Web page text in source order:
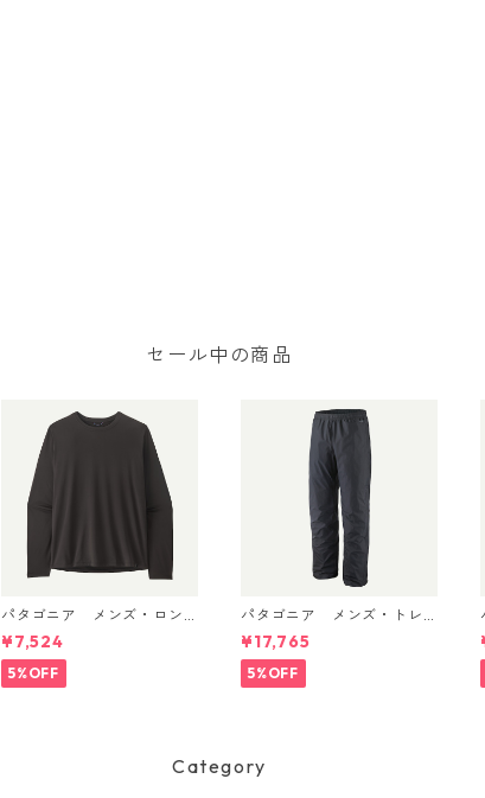
セール中の商品
パタゴニア メンズ・ロン
グスリーブ・キャプリー
ン・クール・デイリー・シ
ャツ Black 45181 日本正規
品
¥7,524
5%OFF
パタゴニア メンズ・トレ
ントシェル 3L・レイン・パ
ンツ（ショート） (カラー
Black) Patagonia Men's To
rrentshell 3L Rain Pants -
¥17,765
5%OFF
Category